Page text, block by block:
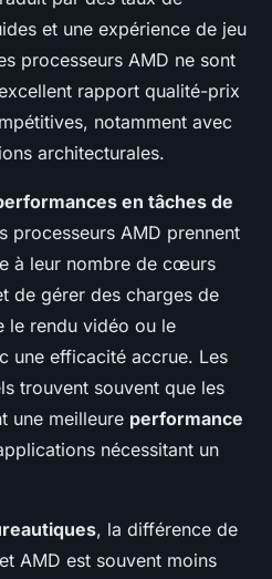
et une expérience de jeu
processeurs AMD ne sont
rapport qualité-prix
notamment avec
architecturales.
en tâches de
processeurs AMD prennent
à leur nombre de cœurs
de gérer des charges de
le rendu vidéo ou le
une efficacité accrue. Les
trouvent souvent que les
une meilleure performance
nécessitant un
, la différence de
AMD est souvent moins